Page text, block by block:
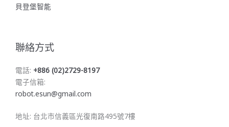
貝登堡智能
聯絡方式
電話: +886 (02)2729-8197
電子信箱:
robot.esun@gmail.com
地址: 台北市信義區光復南路495號7樓